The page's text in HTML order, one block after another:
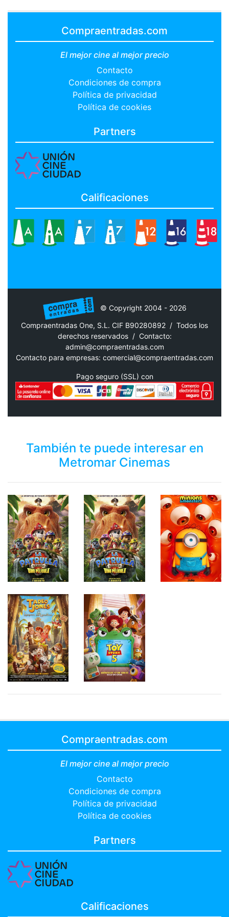
Compraentradas.com
El mejor cine al mejor precio
Contacto
Condiciones de compra
Política de privacidad
Política de cookies
Partners
Calificaciones
© Copyright 2004 - 2026
Compraentradas One, S.L. CIF B90280892 / Todos los
derechos reservados / Contacto:
admin@compraentradas.com
Contacto para empresas: comercial@compraentradas.com
Pago seguro (SSL) con
También te puede interesar en
Metromar Cinemas
Compraentradas.com
El mejor cine al mejor precio
Contacto
Condiciones de compra
Política de privacidad
Política de cookies
Partners
Calificaciones